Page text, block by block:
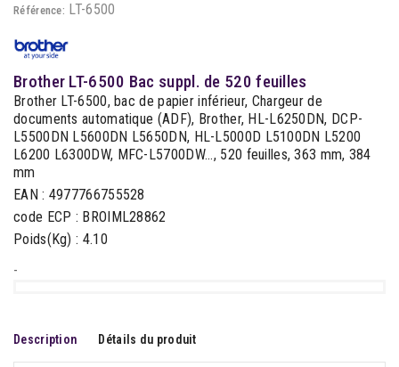
Référence: LT-6500
Brother LT-6500 Bac suppl. de 520 feuilles
Brother LT-6500, bac de papier inférieur, Chargeur de
documents automatique (ADF), Brother, HL-L6250DN, DCP-
L5500DN L5600DN L5650DN, HL-L5000D L5100DN L5200
L6200 L6300DW, MFC-L5700DW..., 520 feuilles, 363 mm, 384
mm
EAN : 4977766755528
code ECP : BROIML28862
Poids(Kg) : 4.10
-
Description Détails du produit